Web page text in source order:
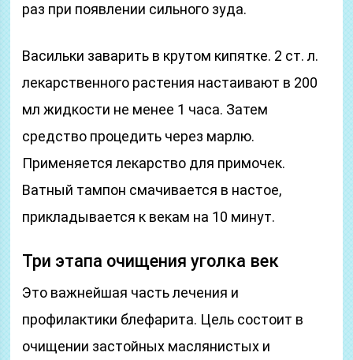
раз при появлении сильного зуда.
Васильки заварить в крутом кипятке. 2 ст. л.
лекарственного растения настаивают в 200
мл жидкости не менее 1 часа. Затем
средство процедить через марлю.
Применяется лекарство для примочек.
Ватный тампон смачивается в настое,
прикладывается к векам на 10 минут.
Три этапа очищения уголка век
Это важнейшая часть лечения и
профилактики блефарита. Цель состоит в
очищении застойных маслянистых и